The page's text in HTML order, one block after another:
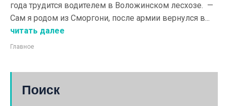
года трудится водителем в Воложинском лесхозе. —
Сам я родом из Сморгони, после армии вернулся в...
читать далее
Главное
Поиск